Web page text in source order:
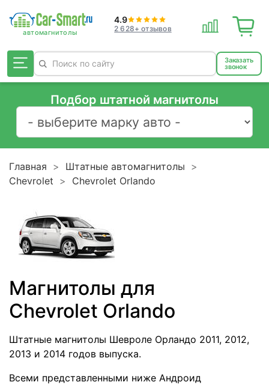
4.9
2 628+ отзывов
Заказать
звонок
Подбор штатной магнитолы
Главная
Штатные автомагнитолы
Chevrolet
Chevrolet Orlando
Магнитолы для
Chevrolet Orlando
Штатные магнитолы Шевроле Орландо 2011, 2012,
2013 и 2014 годов выпуска.
Всеми представленными ниже Андроид